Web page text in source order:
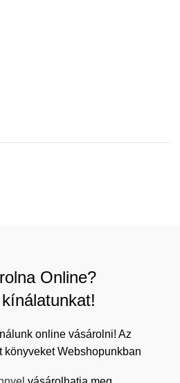
Online?
online vásárolni! Az
könyveket Webshopunkban